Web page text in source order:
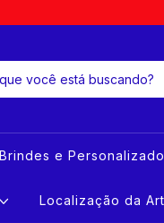
Brindes e
Localização da